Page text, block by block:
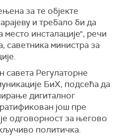
за те објекте
и требало би да
инсталације", речи
саветника министра за
Регулаторне
БиХ, подсећа да
дигиталног
још пре
одговорност за његово
политичка.